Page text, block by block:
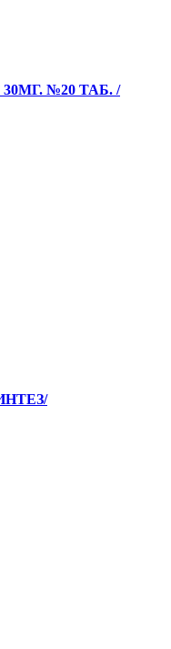
№20 ТАБ. /